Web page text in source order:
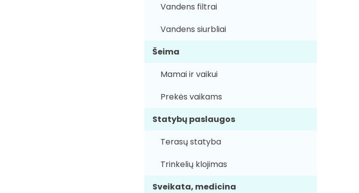
Vandens filtrai
Vandens siurbliai
Šeima
Mamai ir vaikui
Prekės vaikams
Statybų paslaugos
Terasų statyba
Trinkelių klojimas
Sveikata, medicina